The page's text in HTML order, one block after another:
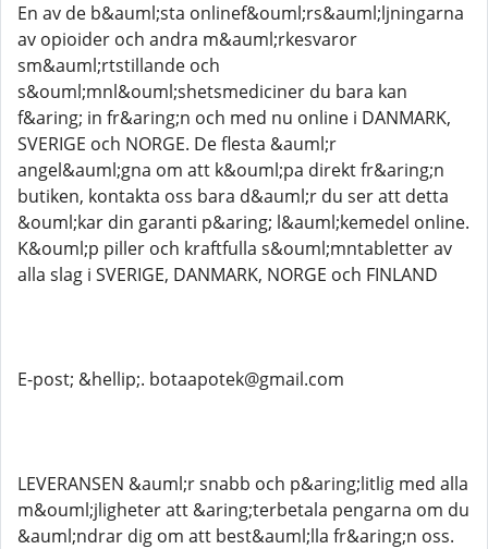
En av de b&auml;sta onlinef&ouml;rs&auml;ljningarna
av opioider och andra m&auml;rkesvaror
sm&auml;rtstillande och
s&ouml;mnl&ouml;shetsmediciner du bara kan
f&aring; in fr&aring;n och med nu online i DANMARK,
SVERIGE och NORGE. De flesta &auml;r
angel&auml;gna om att k&ouml;pa direkt fr&aring;n
butiken, kontakta oss bara d&auml;r du ser att detta
&ouml;kar din garanti p&aring; l&auml;kemedel online.
K&ouml;p piller och kraftfulla s&ouml;mntabletter av
alla slag i SVERIGE, DANMARK, NORGE och FINLAND
E-post; &hellip;. botaapotek@gmail.com
LEVERANSEN &auml;r snabb och p&aring;litlig med alla
m&ouml;jligheter att &aring;terbetala pengarna om du
&auml;ndrar dig om att best&auml;lla fr&aring;n oss.